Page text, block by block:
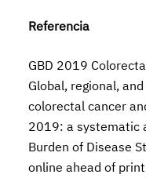
Referencia
GBD 2019
Global, regional,
colorectal cancer
2019: a systematic
Burden of Disease
online ahead of